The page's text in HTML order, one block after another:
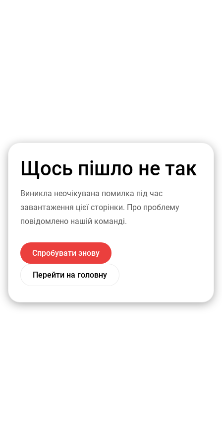
Щось пішло не так
Виникла неочікувана помилка під час
завантаження цієї сторінки. Про проблему
повідомлено нашій команді.
Спробувати знову
Перейти на головну